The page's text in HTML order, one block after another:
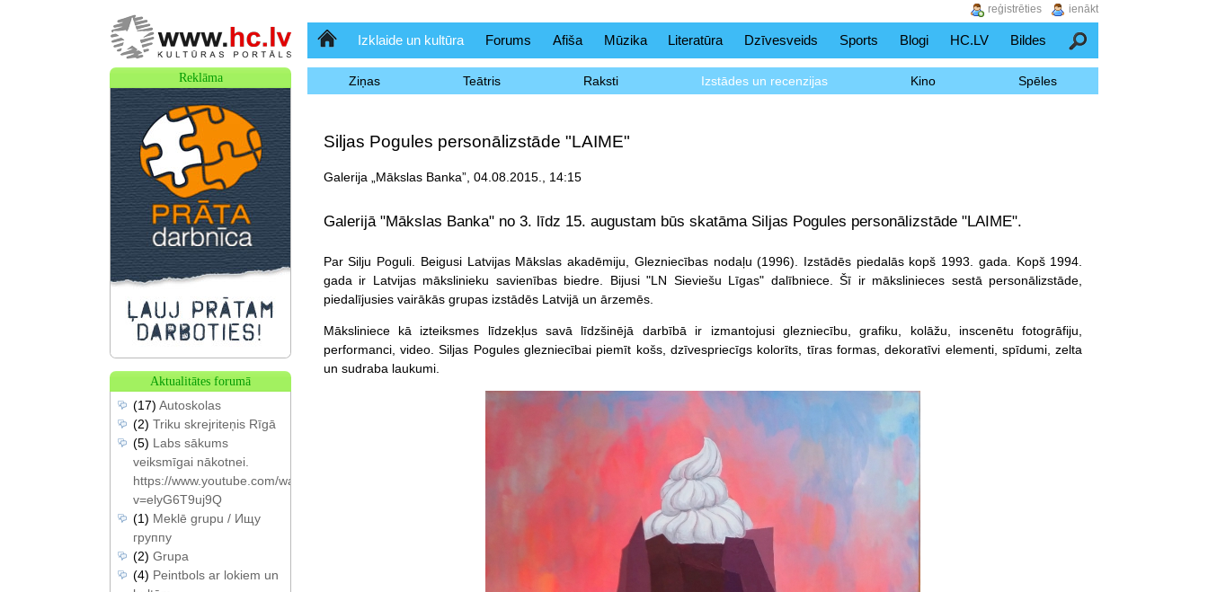
SākumlapaIzklaide un kultūra Forums Afiša Mūzika Literatūra Dzīvesveids Sports Blogi HC.LV Bildes Meklēšana
Ziņas Teātris Raksti Izstādes un recenzijas Kino Spēles
Siljas Pogules personālizstāde "LAIME"
Galerija „Mākslas Banka”, 04.08.2015., 14:15
Galerijā "Mākslas Banka" no 3. līdz 15. augustam būs skatāma Siljas Pogules personālizstāde "LAIME".
Par Silju Poguli. Beigusi Latvijas Mākslas akadēmiju, Glezniecības nodaļu (1996). Izstādēs piedalās kopš 1993. gada. Kopš 1994.
gada ir Latvijas mākslinieku savienības biedre. Bijusi "LN Sieviešu Līgas" dalībniece. Šī ir mākslinieces sestā personālizstāde,
piedalījusies vairākās grupas izstādēs Latvijā un ārzemēs.
Māksliniece kā izteiksmes līdzekļus savā līdzšinējā darbībā ir izmantojusi glezniecību, grafiku, kolāžu, inscenētu fotogrāfiju,
performanci, video. Siljas Pogules glezniecībai piemīt košs, dzīvespriecīgs kolorīts, tīras formas, dekoratīvi elementi, spīdumi, zelta
un sudraba laukumi.
Reklāma
Aktualitātes forumā
(17) Autoskolas
(2) Triku skrejriteņis Rīgā
(5) Labs sākums
veiksmīgai nākotnei.
https://www.youtube.com/watch?
v=elyG6T9uj9Q
(1) Meklē grupu / Ищу
группу
(2) Grupa
(4) Peintbols ar lokiem un
ienākt
reģistrēties